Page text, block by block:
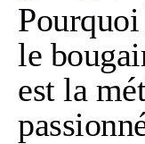
le
est la